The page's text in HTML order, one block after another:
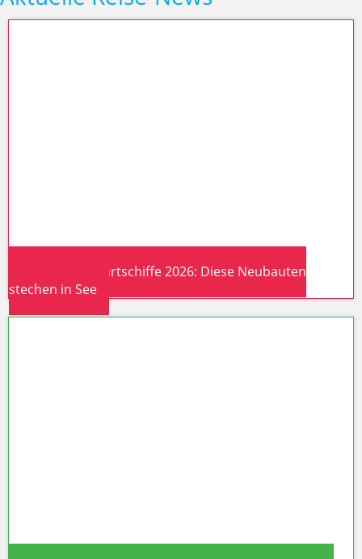
Neue Kreuzfahrtschiffe 2026: Diese Neubauten
stechen in See